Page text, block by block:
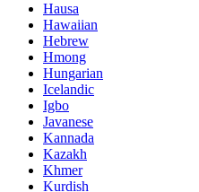
Hausa
Hawaiian
Hebrew
Hmong
Hungarian
Icelandic
Igbo
Javanese
Kannada
Kazakh
Khmer
Kurdish